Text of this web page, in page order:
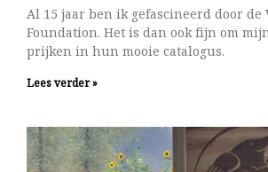
Al 15 jaar ben ik gefascineerd door de
Foundation. Het is dan ook fijn om
prijken in hun mooie catalogus.
Lees verder »